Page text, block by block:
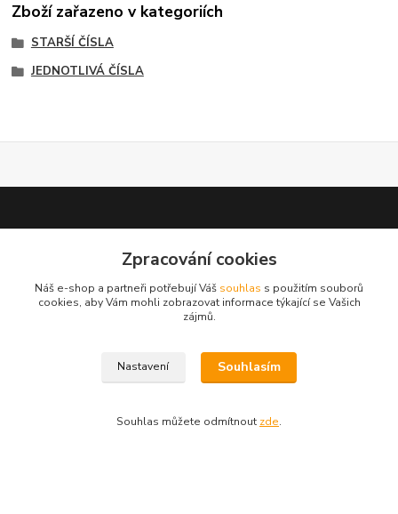
Zboží zařazeno v kategoriích
STARŠÍ ČÍSLA
JEDNOTLIVÁ ČÍSLA
+420 222 718 046, volba 3
Zpracování cookies
Náš e-shop a partneři potřebují Váš souhlas s použitím souborů
cookies, aby Vám mohli zobrazovat informace týkající se Vašich
zájmů.
Nastavení Souhlasím
Souhlas můžete odmítnout zde.